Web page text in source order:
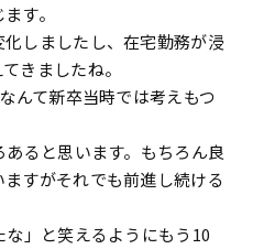
す。
しましたし、在宅勤務が浸
きましたね。
んて新卒当時では考えもつ
ると思います。もちろん良
すがそれでも前進し続ける
」と笑えるようにもう10